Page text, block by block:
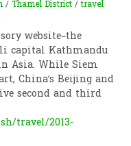
/Thamel District /travel
website–the
capital Kathmandu
Asia. While Siem
China’s Beijing and
second and third
travel/2013-